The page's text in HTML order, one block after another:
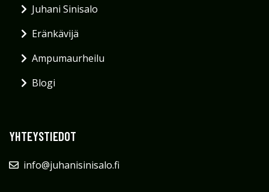
Juhani Sinisalo
Eränkävijä
Ampumaurheilu
Blogi
YHTEYSTIEDOT
info@juhanisinisalo.fi